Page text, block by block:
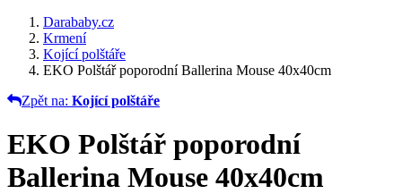
Darababy.cz
Krmení
Kojící polštáře
EKO Polštář poporodní Ballerina Mouse 40x40cm
Zpět na: Kojící polštáře
EKO Polštář poporodní
Ballerina Mouse 40x40cm